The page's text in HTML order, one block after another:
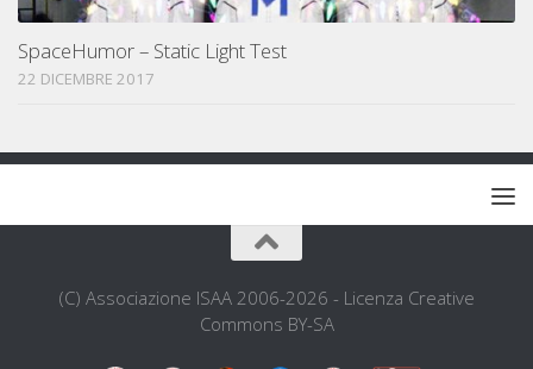
SpaceHumor – Static Light Test
22 DICEMBRE 2017
(C) Associazione ISAA 2006-2026 - Licenza Creative
Commons BY-SA